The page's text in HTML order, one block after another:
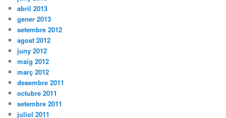
abril 2013
gener 2013
setembre 2012
agost 2012
juny 2012
maig 2012
març 2012
desembre 2011
octubre 2011
setembre 2011
juliol 2011